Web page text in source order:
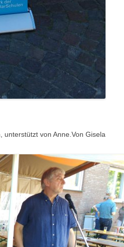
unterstützt von Anne.Von Gisela